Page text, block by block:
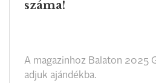
száma!
A magazinhoz Balaton 2025
adjuk ajándékba.